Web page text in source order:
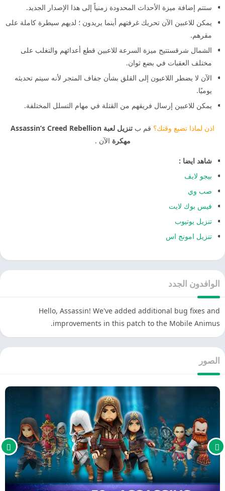
ستتم إضافة ميزة الأحداث المحدودة زمنياً إلى هذا الإصدار الجديد.
يمكن للاعبين الآن تحريك غرفتهم أينما يريدون ؛ لديهم سيطرة كاملة على
مقرهم.
الشمال شرقستتيح ميزة السرعة للاعبين قطع أعدائهم والتغلب على
مختلف العقبات في بضع ثوان.
الآن لا يضطر اللاعبون إلى القلق بشأن جفاف المتجر لأنه سيتم تحديثه
يوميًا.
يمكن للاعبين إرسال فريقهم من القتلة في مهام التسلل المختلفة.
اذن لماذا تضيع وقتك؟ قم ب
تنزيل لعبة Assassin’s Creed Rebellion
مهكرة الآن .
شاهد ايضا :
بيجو لايف
صب وي
فيس بوك لايت
تنزيل يوتيوب
تنزيل امونج اس
الوافدون الجدد
Hello, Assassin! We've added additional bug fixes and
improvements in this patch to the Mobile Animus.
الصور